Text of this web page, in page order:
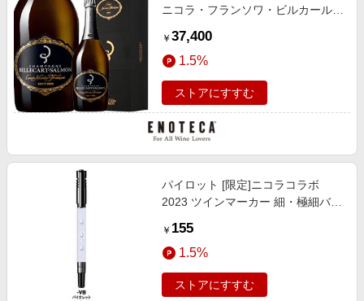
ニコラ・フランソワ・ビルカール
￥ 37,400
1.5%
ストアにすすむ
パイロット [限定]ニコラコラボ
2023 ツインマーカー 細・極細バイ
MEF18EUN23VB
￥ 155
1.5%
ストアにすすむ